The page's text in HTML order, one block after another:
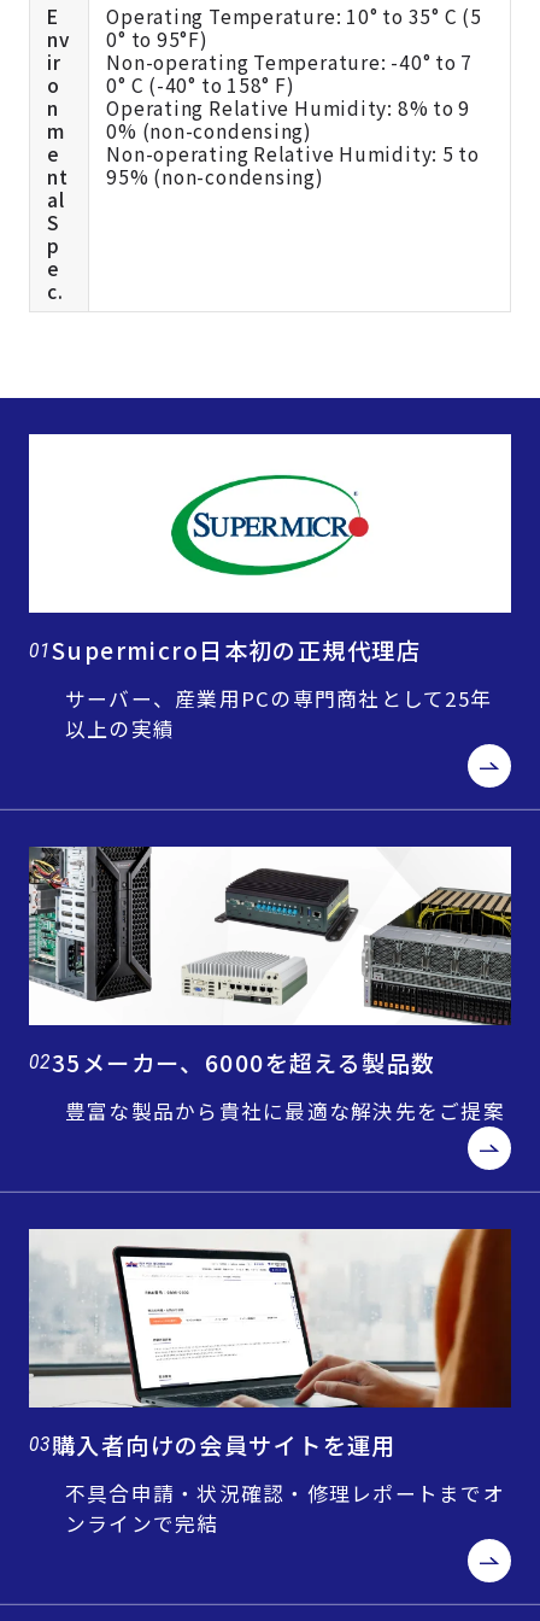
E
nv
ir
o
n
m
e
nt
al
S
p
e
c.
Operating Temperature: 10° to 35° C (5
0° to 95°F)
Non-operating Temperature: -40° to 7
0° C (-40° to 158° F)
Operating Relative Humidity: 8% to 9
0% (non-condensing)
Non-operating Relative Humidity: 5 to
95% (non-condensing)
01Supermicro日本初の正規代理店
サーバー、産業用PCの専門商社として25年
以上の実績
0235メーカー、6000を超える製品数
豊富な製品から貴社に最適な解決先をご提案
03購入者向けの会員サイトを運用
不具合申請・状況確認・修理レポートまでオ
ンラインで完結